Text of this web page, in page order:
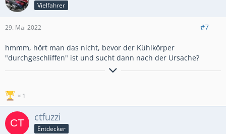
Vielfahrer
29. Mai 2022 #7
hmmm, hört man das nicht, bevor der Kühlkörper
"durchgeschliffen" ist und sucht dann nach der Ursache?
Herzliche Grüße vom Carlos
Crosstourer DCT (SC 76) rot/schwarz aus 2019
1
ctfuzzi
Entdecker